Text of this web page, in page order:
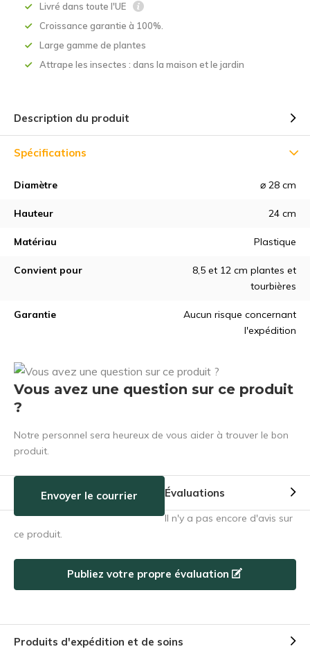
Livré dans toute l'UE
Croissance garantie à 100%.
Large gamme de plantes
Attrape les insectes : dans la maison et le jardin
Description du produit
Spécifications
Diamètre ⌀ 28 cm
Hauteur 24 cm
Matériau Plastique
Convient pour
8,5 et 12 cm plantes et
tourbières
Garantie
Aucun risque concernant
l'expédition
Vous avez une question sur ce produit
?
Notre personnel sera heureux de vous aider à trouver le bon
produit.
Envoyer le courrier Évaluations
Il n'y a pas encore d'avis sur
ce produit.
Publiez votre propre évaluation
Produits d'expédition et de soins